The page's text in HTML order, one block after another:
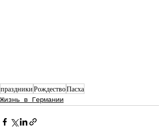
праздникиРождествоПасха
Жизнь в Германии